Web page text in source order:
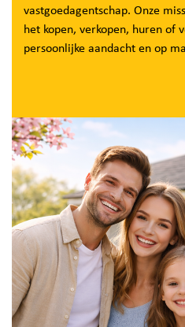
vastgoedagentschap. Onze
het kopen, verkopen, huren of
persoonlijke aandacht en op